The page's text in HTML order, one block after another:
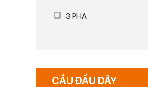
3 PHA
CẦU ĐẤU DÂY